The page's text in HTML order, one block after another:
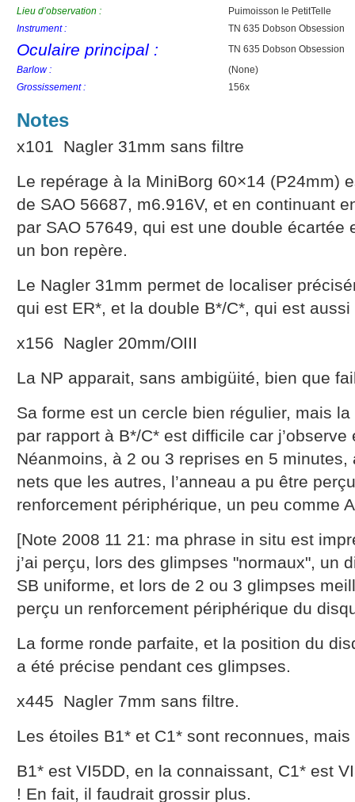
Lieu d’observation :
Puimoisson le PetitTelle
Instrument :
TN 635 Dobson Obsession
Oculaire principal :
TN 635 Dobson Obsession
Barlow :
(None)
Grossissement :
156x
Notes
x101 Nagler 31mm sans filtre
Le repérage à la MiniBorg 60×14 (P24mm)
de SAO 56687, m6.916V, et en continuant
par SAO 57649, qui est une double écartée
un bon repère.
Le Nagler 31mm permet de localiser
qui est ER*, et la double B*/C*, qui est aussi
x156 Nagler 20mm/OIII
La NP apparait, sans ambigüité, bien que
Sa forme est un cercle bien régulier, mais
par rapport à B*/C* est difficile car j’observe
Néanmoins, à 2 ou 3 reprises en 5
nets que les autres, l’anneau a pu être
renforcement périphérique, un peu comme
[Note 2008 11 21: ma phrase in situ est
j’ai perçu, lors des glimpses "normaux", un
SB uniforme, et lors de 2 ou 3 glimpses
perçu un renforcement périphérique du
La forme ronde parfaite, et la position du
a été précise pendant ces glimpses.
x445 Nagler 7mm sans filtre.
Les étoiles B1* et C1* sont reconnues,
B1* est VI5DD, en la connaissant, C1* est
! En fait, il faudrait grossir plus.